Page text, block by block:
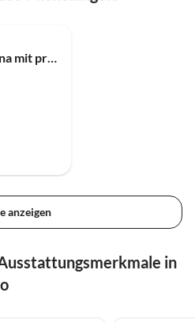
Ferienhaus in der Toskana mit privatem Garten
anzeigen
in